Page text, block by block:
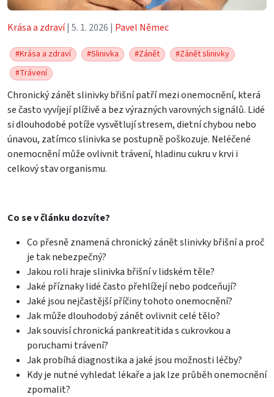
Krása a zdraví| 5. 1. 2026 | Pavel Němec
#Krása a zdraví #Slinivka #Zánět
#Zánět slinivky
#Trávení
Chronický zánět slinivky břišní patří mezi onemocnění, která
se často vyvíjejí plíživě a bez výrazných varovných signálů. Lidé
si dlouhodobé potíže vysvětlují stresem, dietní chybou nebo
únavou, zatímco slinivka se postupně poškozuje. Neléčené
onemocnění může ovlivnit trávení, hladinu cukru v krvi i
celkový stav organismu.
Co se v článku dozvíte?
Co přesně znamená chronický zánět slinivky břišní a proč
je tak nebezpečný?
Jakou roli hraje slinivka břišní v lidském těle?
Jaké příznaky lidé často přehlížejí nebo podceňují?
Jaké jsou nejčastější příčiny tohoto onemocnění?
Jak může dlouhodobý zánět ovlivnit celé tělo?
Jak souvisí chronická pankreatitida s cukrovkou a
poruchami trávení?
Jak probíhá diagnostika a jaké jsou možnosti léčby?
Kdy je nutné vyhledat lékaře a jak lze průběh onemocnění
zpomalit?